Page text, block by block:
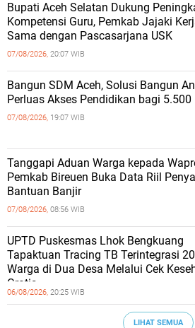
Bupati Aceh Selatan Dukung
Kompetensi Guru, Pemkab Jajaki
Sama dengan Pascasarjana USK
07/08/2026, 20:07 WIB
‎Bangun SDM Aceh, Solusi Bangun
Perluas Akses Pendidikan bagi 5.500
07/08/2026, 19:07 WIB
Tanggapi Aduan Warga kepada
Pemkab Bireuen Buka Data Riil
Bantuan Banjir
07/08/2026, 08:56 WIB
UPTD Puskesmas Lhok Bengkuang
Tapaktuan ‎Tracing TB Terintegrasi
Warga di Dua Desa Melalui Cek
Gratis
06/08/2026, 20:25 WIB
LIHAT SEMUA